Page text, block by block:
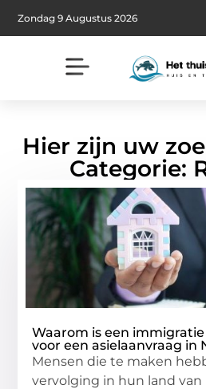
Zondag 9 Augustus 2026
Hier zijn uw
Categorie:
Waarom is een
voor een asielaanvraag in
Mensen die te maken
vervolging in hun land